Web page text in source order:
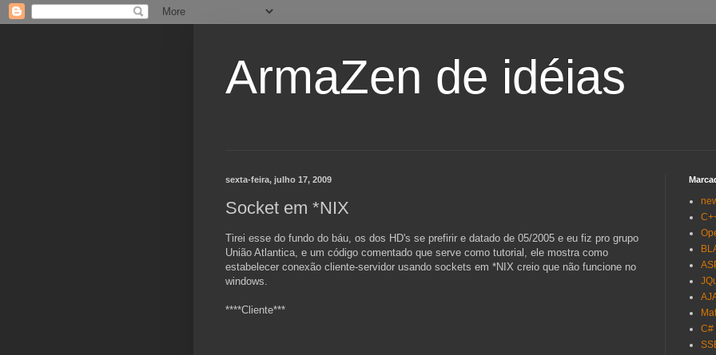
ArmaZen de idéias
sexta-feira, julho 17, 2009
Socket em *NIX
Tirei esse do fundo do báu, os dos HD's se prefirir e datado de 05/2005 e eu fiz pro grupo
União Atlantica, e um código comentado que serve como tutorial, ele mostra como
estabelecer conexão cliente-servidor usando sockets em *NIX creio que não funcione no
windows.
****Cliente***
C#